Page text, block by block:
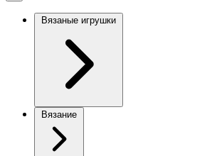
Вязаные игрушки
Вязание